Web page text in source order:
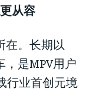
从容
在。长期以
，是MPV用户
行业首创元境